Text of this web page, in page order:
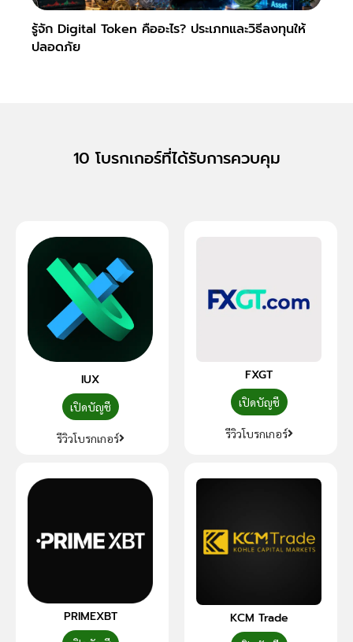
รู้จัก Digital Token คืออะไร? ประเภทและวิธีลงทุนให้
ปลอดภัย
10 โบรกเกอร์ที่ได้รับการควบคุม
IUX
เปิดบัญชี
รีวิวโบรกเกอร์
FXGT
เปิดบัญชี
รีวิวโบรกเกอร์
PRIMEXBT KCM Trade